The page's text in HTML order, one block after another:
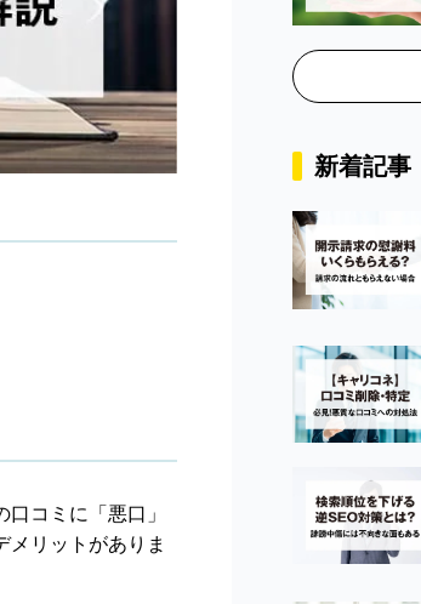
口コミ
コミに「悪口」
メリットがありま
新着記事